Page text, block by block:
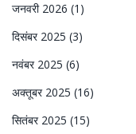
जनवरी 2026 (1)
दिसंबर 2025 (3)
नवंबर 2025 (6)
अक्तूबर 2025 (16)
सितंबर 2025 (15)